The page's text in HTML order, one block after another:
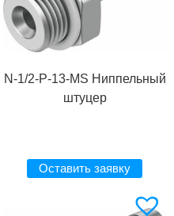
N-1/2-P-13-MS Ниппельный
штуцер
Оставить заявку